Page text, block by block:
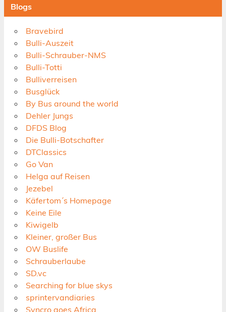
Blogs
Bravebird
Bulli-Auszeit
Bulli-Schrauber-NMS
Bulli-Totti
Bulliverreisen
Busglück
By Bus around the world
Dehler Jungs
DFDS Blog
Die Bulli-Botschafter
DTClassics
Go Van
Helga auf Reisen
Jezebel
Käfertom´s Homepage
Keine Eile
Kiwigelb
Kleiner, großer Bus
OW Buslife
Schrauberlaube
SD.vc
Searching for blue skys
sprintervandiaries
Syncro goes Africa